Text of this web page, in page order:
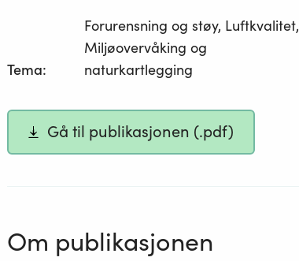
Tema:
Forurensning og støy, Luftkvalitet,
Miljøovervåking og
naturkartlegging
Gå til publikasjonen (.pdf)
Om publikasjonen